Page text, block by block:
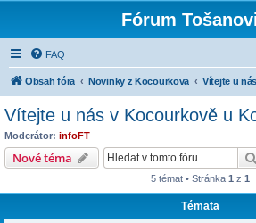
Fórum
FAQ
Obsah fóra Novinky z Kocourkova
Vítejte u nás v Kocourkově u
Moderátor: infoFT
Nové téma
5 témat • Stránka 1 z 1
Témata